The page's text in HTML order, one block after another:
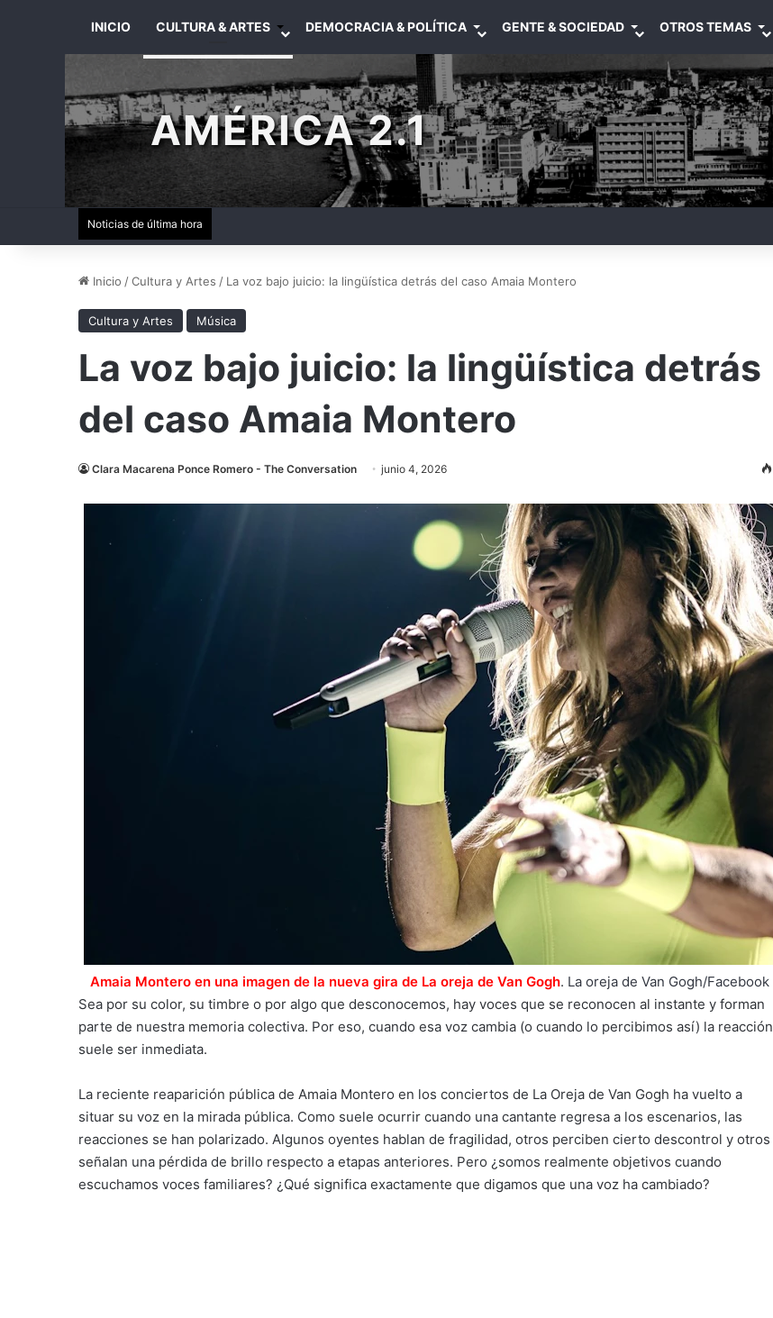
INICIO CULTURA & ARTES DEMOCRACIA & POLÍTICA GENTE & SOCIEDAD OTROS TEMAS
AMÉRICA 2.1
Noticias de última hora
Inicio /Cultura y Artes / La voz bajo juicio: la lingüística detrás del caso Amaia Montero
Cultura y Artes Música
La voz bajo juicio: la lingüística detrás
del caso Amaia Montero
Clara Macarena Ponce Romero - The Conversation junio 4, 2026
Amaia Montero en una imagen de la nueva gira de La oreja de Van Gogh. La oreja de Van Gogh/Facebook
Sea por su color, su timbre o por algo que desconocemos, hay voces que se reconocen al instante y forman
parte de nuestra memoria colectiva. Por eso, cuando esa voz cambia (o cuando lo percibimos así) la reacción
suele ser inmediata.
La reciente reaparición pública de Amaia Montero en los conciertos de La Oreja de Van Gogh ha vuelto a
situar su voz en la mirada pública. Como suele ocurrir cuando una cantante regresa a los escenarios, las
reacciones se han polarizado. Algunos oyentes hablan de fragilidad, otros perciben cierto descontrol y otros
señalan una pérdida de brillo respecto a etapas anteriores. Pero ¿somos realmente objetivos cuando
escuchamos voces familiares? ¿Qué significa exactamente que digamos que una voz ha cambiado?